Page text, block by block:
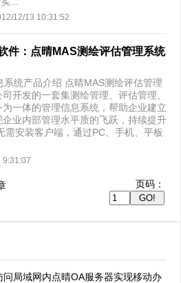
12/13 10:31:52
件：点晴MAS测绘评估管理系统
系统产品介绍 点晴MAS测绘评估管理
开发的一套集测绘管理、评估管理、
一体的管理信息系统，帮助企业建立
业内部管理水平质的飞跃，持续提升
需安装客户端，通过PC、手机、平板
9:31:07
页码：
问局域网内点晴OA服务器实现移动办